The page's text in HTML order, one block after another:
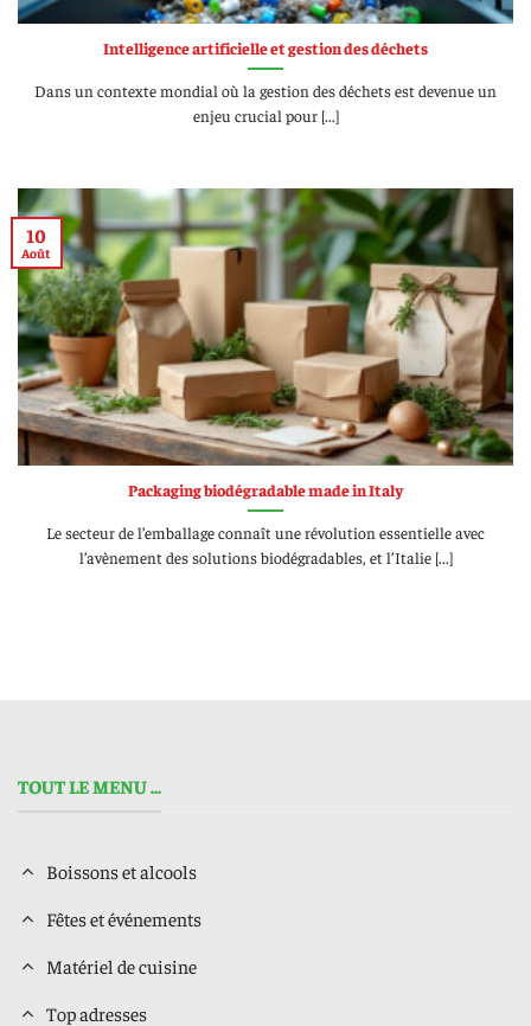
Intelligence artificielle et gestion des déchets
Dans un contexte mondial où la gestion des déchets est devenue un
enjeu crucial pour [...]
Packaging biodégradable made in Italy
Le secteur de l’emballage connaît une révolution essentielle avec
l’avènement des solutions biodégradables, et l’Italie [...]
10
Août
TOUT LE MENU ...
Boissons et alcools
Fêtes et événements
Matériel de cuisine
Top adresses